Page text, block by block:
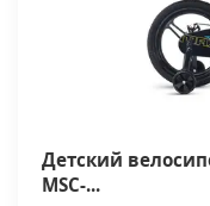
Детский
MSC-...